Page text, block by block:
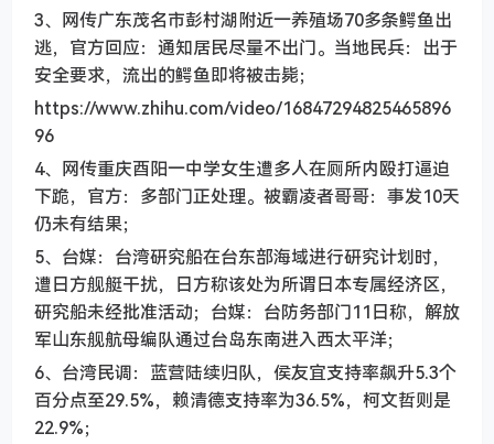
3、网传广东茂名市彭村湖附近一养殖场70多条鳄鱼出
逃，官方回应：通知居民尽量不出门。当地民兵：出于
安全要求，流出的鳄鱼即将被击毙；
https://www.zhihu.com/video/16847294825465896
96
4、网传重庆酉阳一中学女生遭多人在厕所内殴打逼迫
下跪，官方：多部门正处理。被霸凌者哥哥：事发10天
仍未有结果；
5、台媒：台湾研究船在台东部海域进行研究计划时，
遭日方舰艇干扰，日方称该处为所谓日本专属经济区，
研究船未经批准活动；台媒：台防务部门11日称，解放
军山东舰航母编队通过台岛东南进入西太平洋；
6、台湾民调：蓝营陆续归队，侯友宜支持率飙升5.3个
百分点至29.5%，赖清德支持率为36.5%，柯文哲则是
22.9%；